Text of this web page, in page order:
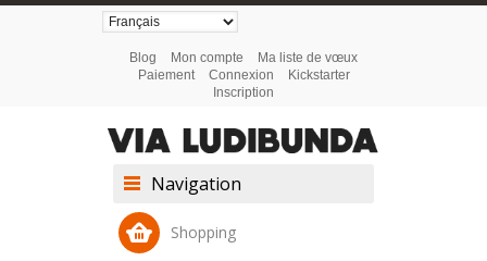
Blog Mon compte
Ma liste de vœux
Paiement
Connexion
Kickstarter
Inscription
Navigation
Shopping